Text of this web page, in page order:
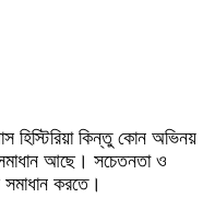
হিস্টিরিয়া কিন্তু কোন অভিনয়
আছে। সচেতনতা ও
করতে।